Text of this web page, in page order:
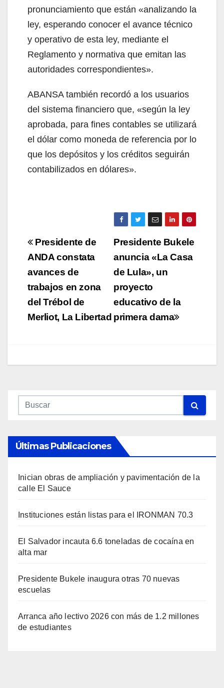
pronunciamiento que están «analizando la
ley, esperando conocer el avance técnico
y operativo de esta ley, mediante el
Reglamento y normativa que emitan las
autoridades correspondientes».
ABANSA también recordó a los usuarios
del sistema financiero que, «según la ley
aprobada, para fines contables se utilizará
el dólar como moneda de referencia por lo
que los depósitos y los créditos seguirán
contabilizados en dólares».
Navegación
de
entradas
Presidente Bukele
anuncia «La Casa
de Lula», un
proyecto
educativo de la
primera dama
Presidente de
ANDA constata
avances de
trabajos en zona
del Trébol de
Merliot, La Libertad
Últimas Publicaciones
Inician obras de ampliación y pavimentación de la
calle El Sauce
Instituciones están listas para el IRONMAN 70.3
El Salvador incauta 6.6 toneladas de cocaína en
alta mar
Presidente Bukele inaugura otras 70 nuevas
escuelas
Arranca año lectivo 2026 con más de 1.2 millones
de estudiantes